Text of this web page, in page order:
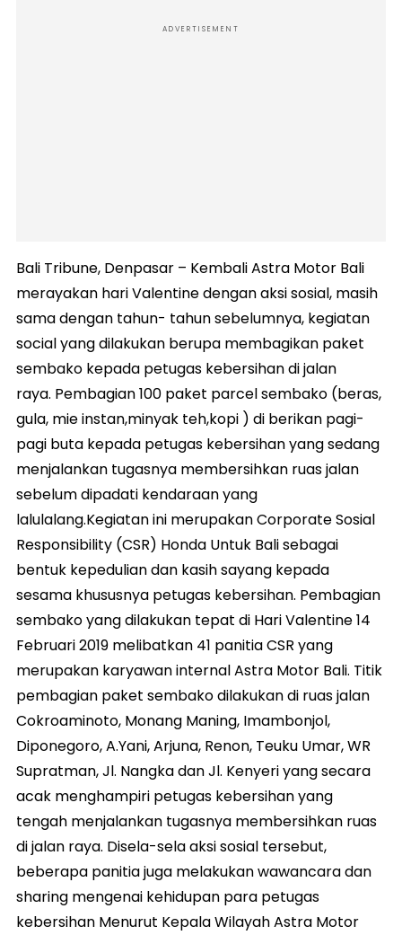
ADVERTISEMENT
Bali Tribune, Denpasar – Kembali Astra Motor Bali
merayakan hari Valentine dengan aksi sosial, masih
sama dengan tahun- tahun sebelumnya, kegiatan
social yang dilakukan berupa membagikan paket
sembako kepada petugas kebersihan di jalan
raya. Pembagian 100 paket parcel sembako (beras,
gula, mie instan,minyak teh,kopi ) di berikan pagi-
pagi buta kepada petugas kebersihan yang sedang
menjalankan tugasnya membersihkan ruas jalan
sebelum dipadati kendaraan yang
lalulalang.Kegiatan ini merupakan Corporate Sosial
Responsibility (CSR) Honda Untuk Bali sebagai
bentuk kepedulian dan kasih sayang kepada
sesama khususnya petugas kebersihan. Pembagian
sembako yang dilakukan tepat di Hari Valentine 14
Februari 2019 melibatkan 41 panitia CSR yang
merupakan karyawan internal Astra Motor Bali. Titik
pembagian paket sembako dilakukan di ruas jalan
Cokroaminoto, Monang Maning, Imambonjol,
Diponegoro, A.Yani, Arjuna, Renon, Teuku Umar, WR
Supratman, Jl. Nangka dan Jl. Kenyeri yang secara
acak menghampiri petugas kebersihan yang
tengah menjalankan tugasnya membersihkan ruas
di jalan raya. Disela-sela aksi sosial tersebut,
beberapa panitia juga melakukan wawancara dan
sharing mengenai kehidupan para petugas
kebersihan Menurut Kepala Wilayah Astra Motor